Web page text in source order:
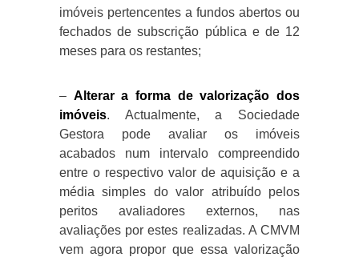
imóveis pertencentes a fundos abertos ou
fechados de subscrição pública e de 12
meses para os restantes;
– Alterar a forma de valorização dos
imóveis. Actualmente, a Sociedade
Gestora pode avaliar os imóveis
acabados num intervalo compreendido
entre o respectivo valor de aquisição e a
média simples do valor atribuído pelos
peritos avaliadores externos, nas
avaliações por estes realizadas. A CMVM
vem agora propor que essa valorização